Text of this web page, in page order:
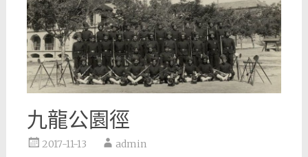
九龍公園徑
2017-11-13 admin